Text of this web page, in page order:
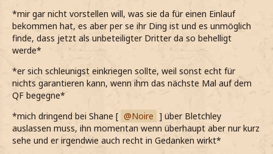
*mir gar nicht vorstellen will, was sie da für einen Einlauf
bekommen hat, es aber per se ihr Ding ist und es unmöglich
finde, dass jetzt als unbeteiligter Dritter da so behelligt
werde*
*er sich schleunigst einkriegen sollte, weil sonst echt für
nichts garantieren kann, wenn ihm das nächste Mal auf dem
QF begegne*
*mich dringend bei Shane [
Noire ] über Bletchley
auslassen muss, ihn momentan wenn überhaupt aber nur kurz
sehe und er irgendwie auch recht in Gedanken wirkt*